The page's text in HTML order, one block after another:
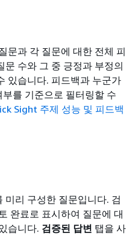
문과 각 질문에 대한 전체 피
문 수와 그 중 긍정과 부정의
있습니다. 피드백과 누군가
를 기준으로 필터링할 수
Sight 주제 성능 및 피드백
미리 구성한 질문입니다. 검
완료로 표시하여 질문에 대
습니다. 검증된 답변 탭을 사